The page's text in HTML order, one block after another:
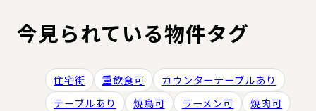
今見られている物件タグ
住宅街 重飲食可
カウンターテーブルあり
テーブルあり
焼鳥可 ラーメン可
焼肉可